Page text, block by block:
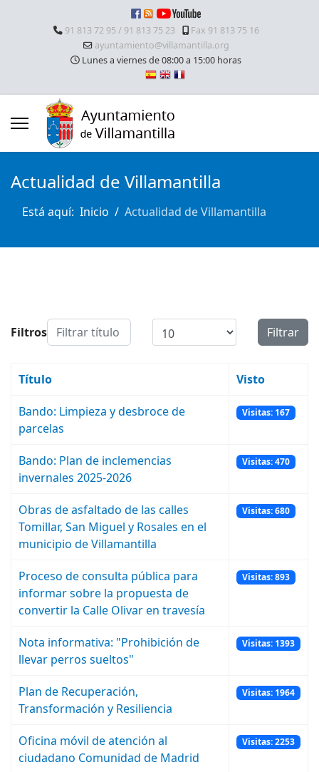
91 813 72 95 / 91 813 75 23
Fax 91 813 75 16
ayuntamiento@villamantilla.org
Lunes a viernes de 08:00 a 15:00 horas
Actualidad de Villamantilla
Está aquí: Inicio Actualidad de Villamantilla
FiltrosFiltrar título Cantidad a mostrar Filtrar
Título Visto
Bando: Limpieza y desbroce de
parcelas
Visitas: 167
Bando: Plan de inclemencias
invernales 2025-2026
Visitas: 470
Obras de asfaltado de las calles
Tomillar, San Miguel y Rosales en el
municipio de Villamantilla
Visitas: 680
Proceso de consulta pública para
informar sobre la propuesta de
convertir la Calle Olivar en travesía
Visitas: 893
Nota informativa: "Prohibición de
llevar perros sueltos"
Visitas: 1393
Plan de Recuperación,
Transformación y Resiliencia
Visitas: 1964
Oficina móvil de atención al
ciudadano Comunidad de Madrid
Visitas: 2253